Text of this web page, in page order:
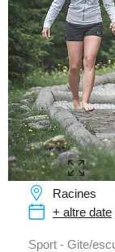
Racines
+ altre date
Sport - Gite/